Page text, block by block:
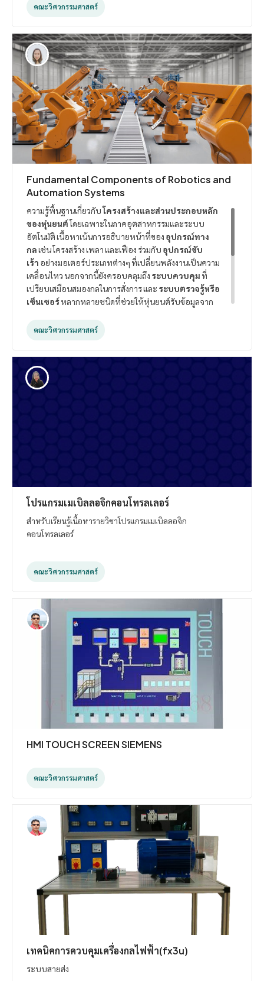
ชนิดของข้อมูลและการใช้งาน โปรแกรมทำงานแบบเรียง
โปรแกรมทำงานตามเหตุการณ์
รูปแบบการออกแบบโปรแกรมควบคุม คำสั่งการสร้าง การ
เปิด การบันทึกและ การปิดไฟล์ข้อมูล
การประยุกต์ใช้งานเพื่อควบคุมระบบ
คณะวิศวกรรมศาสตร์
Fundamental Components of Robotics and
Automation Systems
ความรู้พื้นฐานเกี่ยวกับโครงสร้างและส่วนประกอบหลัก
ของหุ่นยนต์โดยเฉพาะในภาคอุตสาหกรรมและระบบ
อัตโนมัติ เนื้อหาเน้นการอธิบายหน้าที่ของ อุปกรณ์ทาง
กลเช่น โครงสร้าง เพลา และเฟือง ร่วมกับ อุปกรณ์ขับ
เร้า อย่างมอเตอร์ประเภทต่างๆ ที่เปลี่ยนพลังงานเป็นความ
เคลื่อนไหว นอกจากนี้ยังครอบคลุมถึง ระบบควบคุมที่
เปรียบเสมือนสมองกลในการสั่งการ และ ระบบตรวจรู้หรือ
เซ็นเซอร์หลากหลายชนิดที่ช่วยให้หุ่นยนต์รับข้อมูลจาก
ยนต์ตามลักษณะการใช้งาน พร้อมชี้ให้เห็นถึงความสำคัญ
ของเนื้อหาช่วยให้เข้าใจภาพรวมของวิทยาการหุ่นยนต์
ตั้งแต่ระดับอุปกรณ์ชิ้นส่วนไปจนถึงการประยุกต์ใช้ในยุค
ดิจิทัลอย่างครบถ้วน
คณะวิศวกรรมศาสตร์
โปรแกรมเมเบิลลอจิกคอนโทรลเลอร์
สำหรับเรียนรู้เนื้อหารายวิชาโปรแกรมเมเบิลลอจิก
คอนโทรลเลอร์
คณะวิศวกรรมศาสตร์
HMI TOUCH SCREEN SIEMENS
คณะวิศวกรรมศาสตร์
เทคนิคการควบคุมเครื่องกลไฟฟ้า(fx3u)
ระบบสายส่ง